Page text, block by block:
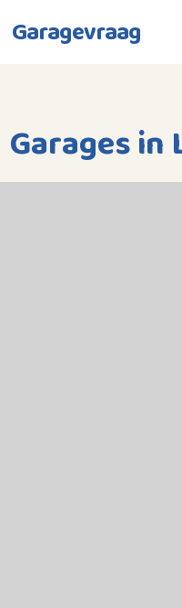
Garagevraag
Garages in